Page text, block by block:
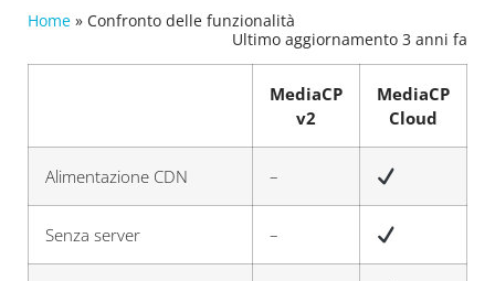
Home » Confronto delle funzionalità
Ultimo aggiornamento 3 anni fa
MediaCP
v2
MediaCP
Cloud
Alimentazione CDN –
Senza server –